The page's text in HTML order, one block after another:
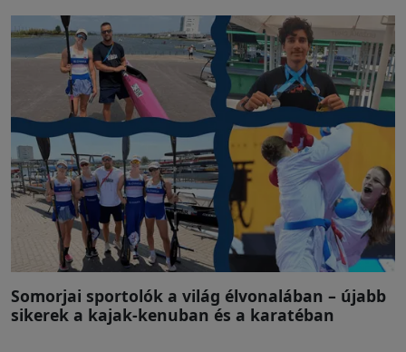
Somorjai sportolók a világ élvonalában – újabb
sikerek a kajak-kenuban és a karatéban